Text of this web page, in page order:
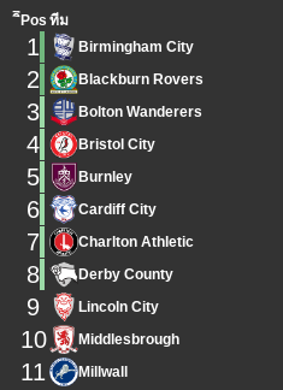
ิีPos ทีม
1 Birmingham City
2 Blackburn Rovers
3 Bolton Wanderers
4 Bristol City
5 Burnley
6 Cardiff City
7 Charlton Athletic
8 Derby County
9 Lincoln City
10 Middlesbrough
11 Millwall